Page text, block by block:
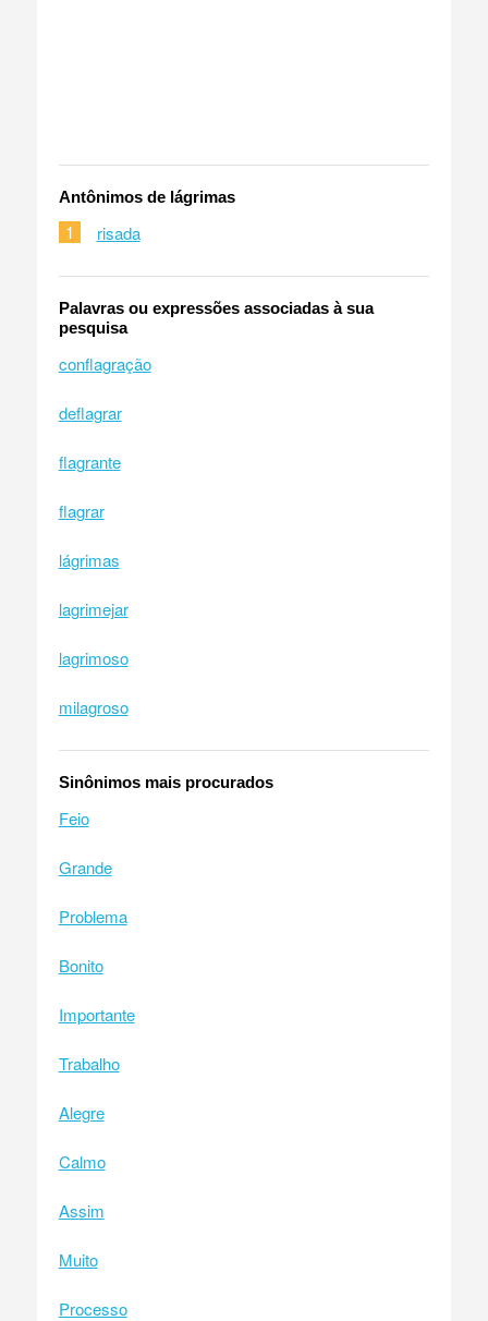
Antônimos de lágrimas
1 risada
Palavras ou expressões associadas à sua
pesquisa
conflagração
deflagrar
flagrante
flagrar
lágrimas
lagrimejar
lagrimoso
milagroso
Sinônimos mais procurados
Feio
Grande
Problema
Bonito
Importante
Trabalho
Alegre
Calmo
Assim
Muito
Processo